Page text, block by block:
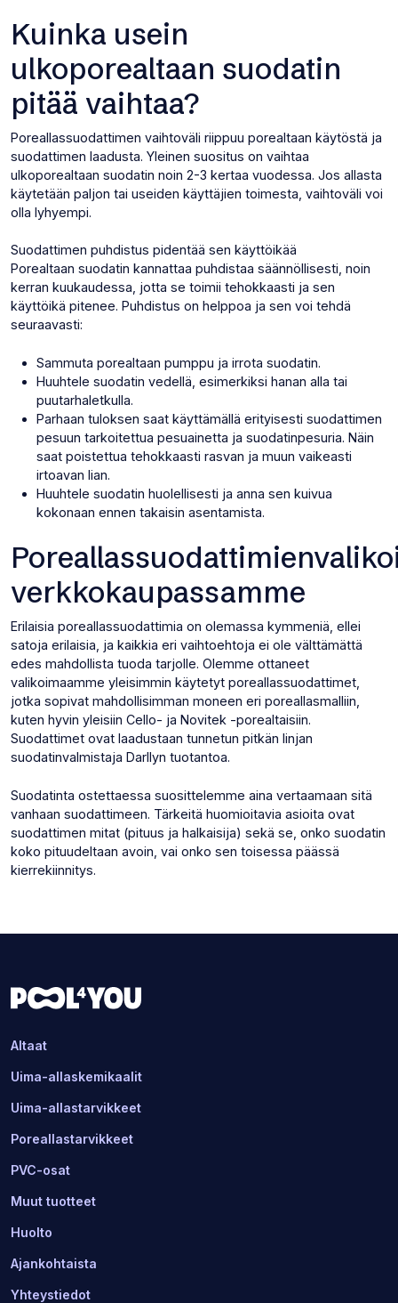
Kuinka usein
ulkoporealtaan suodatin
pitää vaihtaa?
Poreallassuodattimen vaihtoväli riippuu porealtaan käytöstä ja
suodattimen laadusta. Yleinen suositus on vaihtaa
ulkoporealtaan suodatin noin 2-3 kertaa vuodessa. Jos allasta
käytetään paljon tai useiden käyttäjien toimesta, vaihtoväli voi
olla lyhyempi.
Suodattimen puhdistus pidentää sen käyttöikää
Porealtaan suodatin kannattaa puhdistaa säännöllisesti, noin
kerran kuukaudessa, jotta se toimii tehokkaasti ja sen
käyttöikä pitenee. Puhdistus on helppoa ja sen voi tehdä
seuraavasti:
Sammuta porealtaan pumppu ja irrota suodatin.
Huuhtele suodatin vedellä, esimerkiksi hanan alla tai
puutarhaletkulla.
Parhaan tuloksen saat käyttämällä erityisesti suodattimen
pesuun tarkoitettua pesuainetta ja suodatinpesuria. Näin
saat poistettua tehokkaasti rasvan ja muun vaikeasti
irtoavan lian.
Huuhtele suodatin huolellisesti ja anna sen kuivua
kokonaan ennen takaisin asentamista.
verkkokaupassamme
Erilaisia poreallassuodattimia on olemassa kymmeniä, ellei
satoja erilaisia, ja kaikkia eri vaihtoehtoja ei ole välttämättä
edes mahdollista tuoda tarjolle. Olemme ottaneet
valikoimaamme yleisimmin käytetyt poreallassuodattimet,
jotka sopivat mahdollisimman moneen eri poreallasmalliin,
kuten hyvin yleisiin Cello- ja Novitek -porealtaisiin.
Suodattimet ovat laadustaan tunnetun pitkän linjan
suodatinvalmistaja Darllyn tuotantoa.
Suodatinta ostettaessa suosittelemme aina vertaamaan sitä
vanhaan suodattimeen. Tärkeitä huomioitavia asioita ovat
suodattimen mitat (pituus ja halkaisija) sekä se, onko suodatin
koko pituudeltaan avoin, vai onko sen toisessa päässä
kierrekiinnitys.
Altaat
Uima-allaskemikaalit
Uima-allastarvikkeet
Poreallastarvikkeet
PVC-osat
Muut tuotteet
Huolto
Ajankohtaista
Yhteystiedot